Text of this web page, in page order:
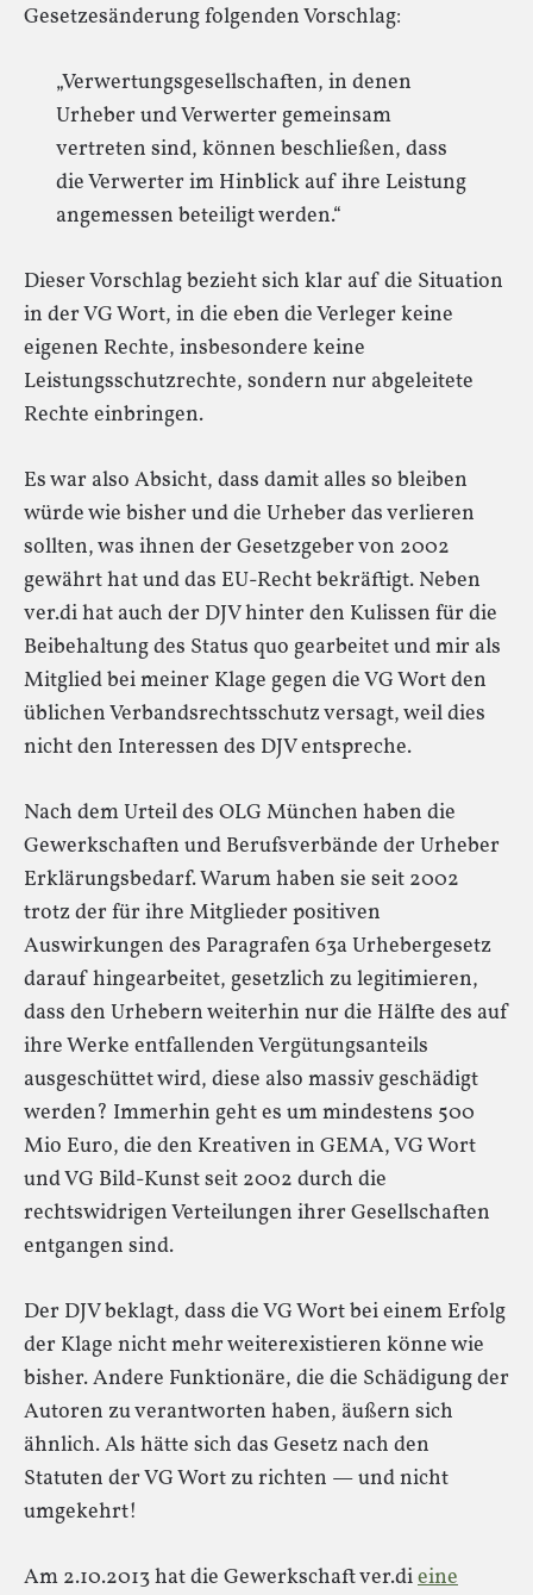
Gesetzesänderung folgenden Vorschlag:
„Verwertungsgesellschaften, in denen
Urheber und Verwerter gemeinsam
vertreten sind, können beschließen, dass
die Verwerter im Hinblick auf ihre Leistung
angemessen beteiligt werden.“
Dieser Vorschlag bezieht sich klar auf die Situation
in der VG Wort, in die eben die Verleger keine
eigenen Rechte, insbesondere keine
Leistungsschutzrechte, sondern nur abgeleitete
Rechte einbringen.
Es war also Absicht, dass damit alles so bleiben
würde wie bisher und die Urheber das verlieren
sollten, was ihnen der Gesetzgeber von 2002
gewährt hat und das EU-Recht bekräftigt. Neben
ver.di hat auch der DJV hinter den Kulissen für die
Beibehaltung des Status quo gearbeitet und mir als
Mitglied bei meiner Klage gegen die VG Wort den
üblichen Verbandsrechtsschutz versagt, weil dies
nicht den Interessen des DJV entspreche.
Nach dem Urteil des OLG München haben die
Gewerkschaften und Berufsverbände der Urheber
Erklärungsbedarf. Warum haben sie seit 2002
trotz der für ihre Mitglieder positiven
Auswirkungen des Paragrafen 63a Urhebergesetz
darauf hingearbeitet, gesetzlich zu legitimieren,
dass den Urhebern weiterhin nur die Hälfte des auf
ihre Werke entfallenden Vergütungsanteils
ausgeschüttet wird, diese also massiv geschädigt
werden? Immerhin geht es um mindestens 500
Mio Euro, die den Kreativen in GEMA, VG Wort
und VG Bild-Kunst seit 2002 durch die
rechtswidrigen Verteilungen ihrer Gesellschaften
entgangen sind.
Der DJV beklagt, dass die VG Wort bei einem Erfolg
der Klage nicht mehr weiterexistieren könne wie
bisher. Andere Funktionäre, die die Schädigung der
Autoren zu verantworten haben, äußern sich
ähnlich. Als hätte sich das Gesetz nach den
Statuten der VG Wort zu richten — und nicht
umgekehrt!
Am 2.10.2013 hat die Gewerkschaft ver.dieine